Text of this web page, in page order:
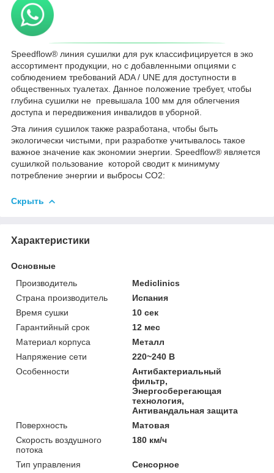
Speedflow® линия сушилки для рук классифицируется в эко
ассортимент продукции, но с добавленными опциями с
соблюдением требований ADA / UNE для доступности в
общественных туалетах. Данное положение требует, чтобы
глубина сушилки не превышала 100 мм для облегчения
доступа и передвижения инвалидов в уборной.
Эта линия сушилок также разработана, чтобы быть
экологически чистыми, при разработке учитывалось такое
важное значение как экономии энергии. Speedflow® является
сушилкой пользование которой сводит к минимуму
потребление энергии и выбросы CO2:
Скрыть
Характеристики
Основные
Производитель
Mediclinics
Страна производитель
Испания
Время сушки
10 сек
Гарантийный срок
12 мес
Материал корпуса
Металл
Напряжение сети
220~240 В
Особенности
Антибактериальный
фильтр,
Энергосберегающая
технология,
Антивандальная защита
Поверхность
Матовая
Скорость воздушного
потока
180 км/ч
Тип управления
Сенсорное